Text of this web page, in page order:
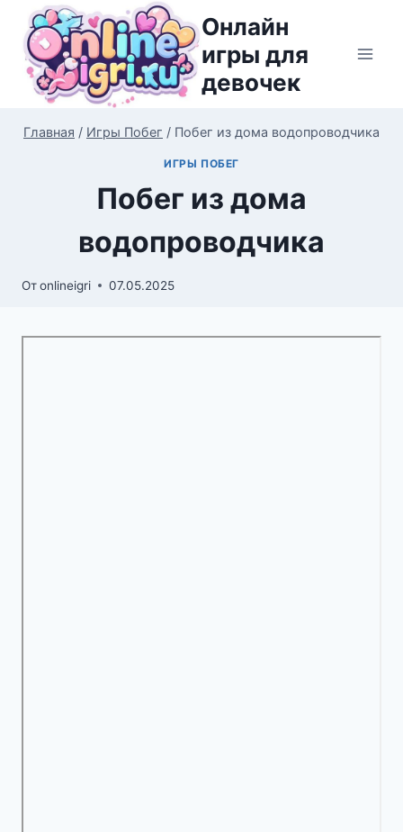
Перейти
содержимому
Онлайн
игры для
девочек
Главная / Игры Побег / Побег из дома водопроводчика
ИГРЫ ПОБЕГ
Побег из дома
водопроводчика
Отonlineigri 07.05.2025